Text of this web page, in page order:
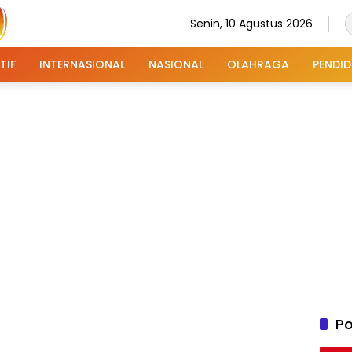
Senin, 10 Agustus 2026
INTERNASIONAL NASIONAL OLAHRAGA